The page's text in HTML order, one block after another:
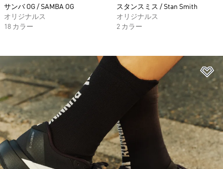
サンバ OG / SAMBA OG
オリジナルス
18 カラー
スタンスミス / Stan Smith
オリジナルス
2 カラー